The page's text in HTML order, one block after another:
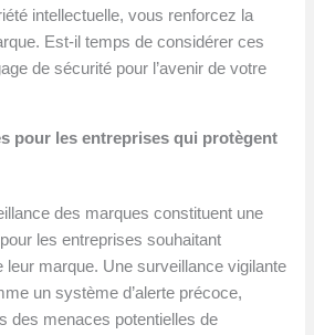
intellectuelle, vous renforcez la
Est-il temps de considérer ces
de sécurité pour l’avenir de votre
pour les entreprises qui protègent
des marques constituent une
les entreprises souhaitant
leur marque. Une surveillance vigilante
un système d’alerte précoce,
des menaces potentielles de